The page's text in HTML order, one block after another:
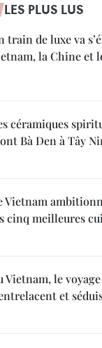
LES PLUS LUS
train de luxe va
la Chine et
céramiques
Bà Den à Tây
Vietnam
cinq meilleures
Vietnam, le
et